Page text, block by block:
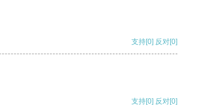
支持[0] 反对[0]
支持[0] 反对[0]